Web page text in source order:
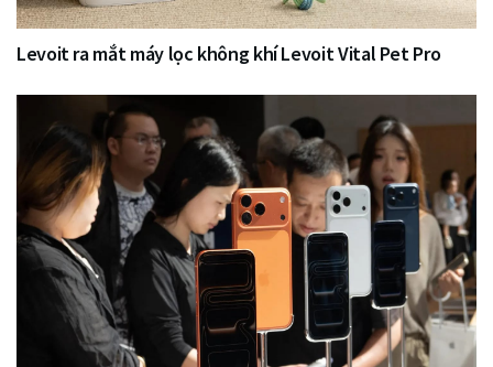
Levoit ra mắt máy lọc không khí Levoit Vital Pet Pro